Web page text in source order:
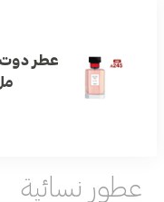
عطور نسائية